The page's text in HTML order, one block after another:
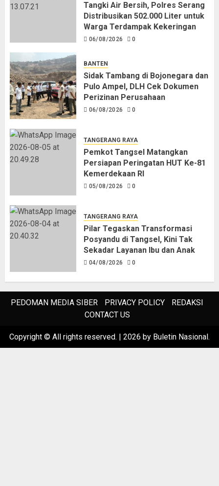
Tangki Air Bersih, Polres Serang
Distribusikan 502.000 Liter untuk
Warga Terdampak Kekeringan
06/08/2026 0
BANTEN
Sidak Tambang di Bojonegara dan
Pulo Ampel, DLH Cek Dokumen
Perizinan Perusahaan
06/08/2026 0
TANGERANG RAYA
Pemkot Tangsel Matangkan
Persiapan Peringatan HUT Ke-81
Kemerdekaan RI
05/08/2026 0
TANGERANG RAYA
Pilar Tegaskan Transformasi
Posyandu di Tangsel, Kini Tak
Sekadar Layanan Ibu dan Anak
04/08/2026 0
PEDOMAN MEDIA SIBER PRIVACY POLICY
REDAKSI
CONTACT US
Copyright © All rights reserved. 2026 by Buletin Nasional.